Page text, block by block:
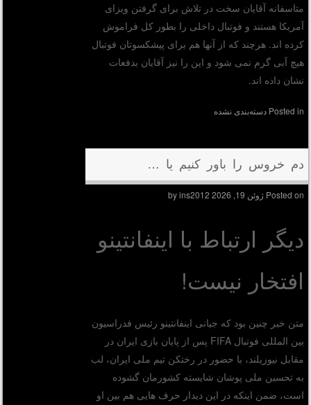
متاسفانه آقایان سخت در تلاش برای گرفتن ویزای
آمریکا هستند و فوتبال داخلی را بطور کل فراموش
کرده اند. هرچند که از آنها هم برای پیشکسوتان فوتبال
هیچ آبی گرم نمی شود و این را نیز آقایان بدفعات
نشان داده اند.
Posted inدسته‌بندی نشده
دم خروس را باور کنیم یا …
Posted onژوئن 19, 2026 by
ins2012
دیگر ارتباط با اینفانتینو
افتخار نیست!
متن خبر چنین بود که جیانی اینفانتینو رئیس فدراسیون
بین المللی فوتبال FIFA پس از پایان بازی ایران در
مقابل نیوزیلند، با حضور در رختکن تیم ملی ایران، لب
به تحسین ملی پوشان شایسته کشورمان گشوده
است، ضمن اینکه در این دیدار حرف هایی هم بین او